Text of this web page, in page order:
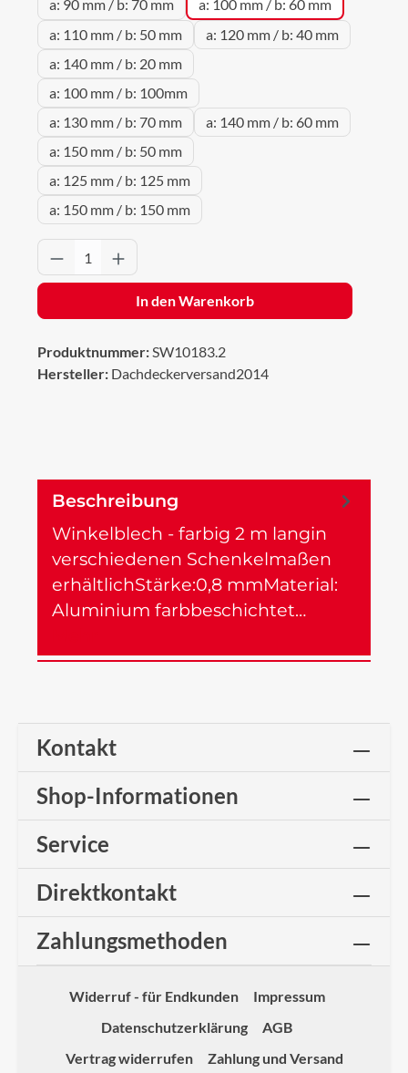
a: 90 mm / b: 70 mm
a: 100 mm / b: 60 mm
a: 110 mm / b: 50 mm
a: 120 mm / b: 40 mm
a: 140 mm / b: 20 mm
a: 100 mm / b: 100mm
a: 130 mm / b: 70 mm
a: 140 mm / b: 60 mm
a: 150 mm / b: 50 mm
a: 125 mm / b: 125 mm
a: 150 mm / b: 150 mm
Produkt Anzahl: Gib den gewünschten
In den Warenkorb
Produktnummer:SW10183.2
Hersteller: Dachdeckerversand2014
Beschreibung
Winkelblech - farbig 2 m langin
verschiedenen Schenkelmaßen
erhältlichStärke:0,8 mmMaterial:
Aluminium farbbeschichtet…
Kontakt
Shop-Informationen
Service
Direktkontakt
Zahlungsmethoden
Widerruf - für Endkunden
Impressum
Datenschutzerklärung
AGB
Vertrag widerrufen
Zahlung und Versand